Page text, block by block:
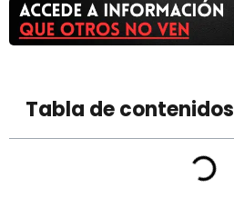
Tabla de contenidos